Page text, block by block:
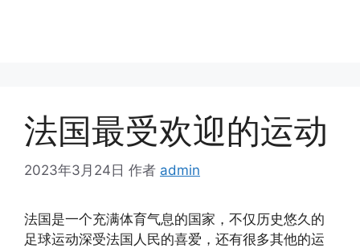
法国最受欢迎的运动
2023年3月24日 作者 admin
法国是一个充满体育气息的国家，不仅历史悠久的
足球运动深受法国人民的喜爱，还有很多其他的运